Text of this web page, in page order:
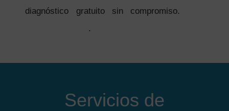
diagnóstico gratuito sin compromiso.
.
Servicios de